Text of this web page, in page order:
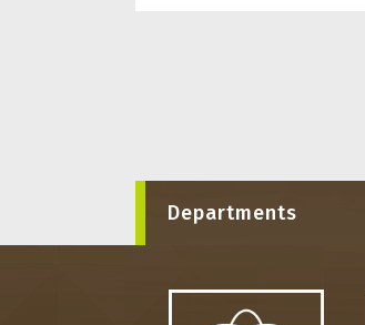
Departments